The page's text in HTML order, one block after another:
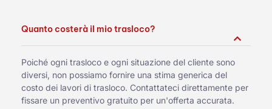
Quanto costerà il mio trasloco?
Poiché ogni trasloco e ogni situazione del cliente sono
diversi, non possiamo fornire una stima generica del
costo dei lavori di trasloco. Contattateci direttamente per
fissare un preventivo gratuito per un'offerta accurata.